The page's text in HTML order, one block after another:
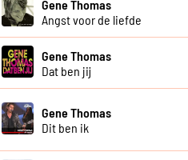
Gene Thomas
Angst voor de liefde
Gene Thomas
Dat ben jij
Gene Thomas
Dit ben ik